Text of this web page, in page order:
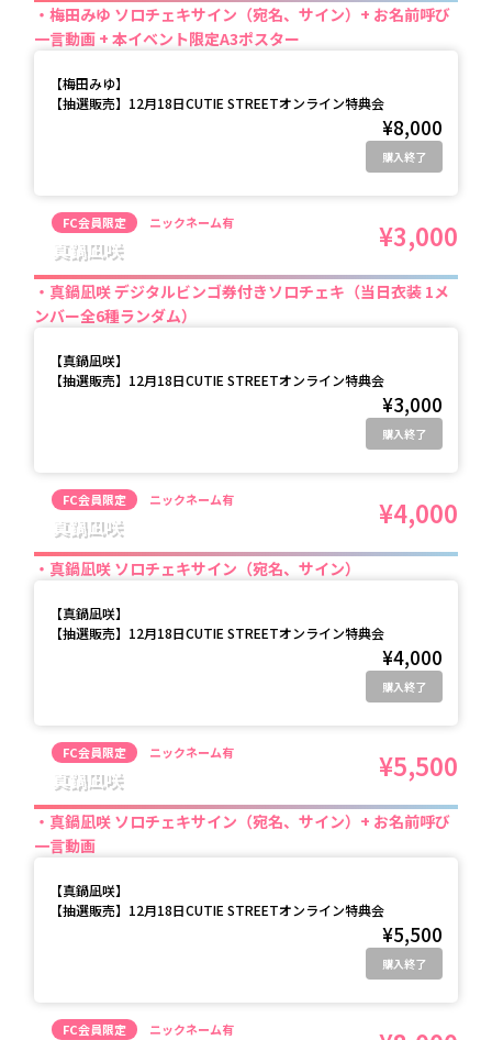
梅田みゆ ソロチェキサイン（宛名、サイン）+ お名前呼び
一言動画 + 本イベント限定A3ポスター
【梅田みゆ】
【抽選販売】12月18日CUTIE STREETオンライン特典会
¥8,000
購入終了
FC会員限定 ニックネーム有
真鍋凪咲 ¥3,000
真鍋凪咲 デジタルビンゴ券付きソロチェキ（当日衣装 1メ
ンバー全6種ランダム）
【真鍋凪咲】
【抽選販売】12月18日CUTIE STREETオンライン特典会
¥3,000
購入終了
FC会員限定 ニックネーム有
真鍋凪咲 ¥4,000
真鍋凪咲 ソロチェキサイン（宛名、サイン）
【真鍋凪咲】
【抽選販売】12月18日CUTIE STREETオンライン特典会
¥4,000
購入終了
FC会員限定 ニックネーム有
真鍋凪咲 ¥5,500
真鍋凪咲 ソロチェキサイン（宛名、サイン）+ お名前呼び
一言動画
【真鍋凪咲】
【抽選販売】12月18日CUTIE STREETオンライン特典会
¥5,500
購入終了
FC会員限定 ニックネーム有